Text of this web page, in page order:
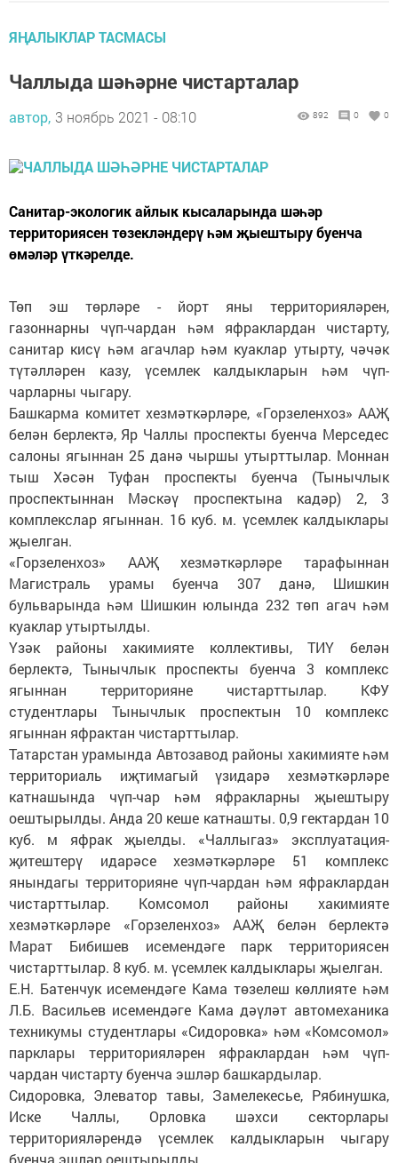
ЯҢАЛЫКЛАР ТАСМАСЫ
Чаллыда шәһәрне чистарталар
автор, 3 ноябрь 2021 - 08:10 892 0 0
Санитар-экологик айлык кысаларында шәһәр
территориясен төзекләндерү һәм җыештыру буенча
өмәләр үткәрелде.
Төп эш төрләре - йорт яны территорияләрен,
газоннарны чүп-чардан һәм яфраклардан чистарту,
санитар кисү һәм агачлар һәм куаклар утырту, чәчәк
түтәлләрен казу, үсемлек калдыкларын һәм чүп-
чарларны чыгару.
Башкарма комитет хезмәткәрләре, «Горзеленхоз» ААҖ
белән берлектә, Яр Чаллы проспекты буенча Мерседес
салоны ягыннан 25 данә чыршы утырттылар. Моннан
тыш Хәсән Туфан проспекты буенча (Тынычлык
проспектыннан Мәскәү проспектына кадәр) 2, 3
комплекслар ягыннан. 16 куб. м. үсемлек калдыклары
җыелган.
«Горзеленхоз» ААҖ хезмәткәрләре тарафыннан
Магистраль урамы буенча 307 данә, Шишкин
бульварында һәм Шишкин юлында 232 төп агач һәм
куаклар утыртылды.
Үзәк районы хакимияте коллективы, ТИҮ белән
берлектә, Тынычлык проспекты буенча 3 комплекс
ягыннан территорияне чистарттылар. КФУ
студентлары Тынычлык проспектын 10 комплекс
ягыннан яфрактан чистарттылар.
Татарстан урамында Автозавод районы хакимияте һәм
территориаль иҗтимагый үзидарә хезмәткәрләре
катнашында чүп-чар һәм яфракларны җыештыру
оештырылды. Анда 20 кеше катнашты. 0,9 гектардан 10
куб. м яфрак җыелды. «Чаллыгаз» эксплуатация-
җитештерү идарәсе хезмәткәрләре 51 комплекс
янындагы территорияне чүп-чардан һәм яфраклардан
чистарттылар. Комсомол районы хакимияте
хезмәткәрләре «Горзеленхоз» ААҖ белән берлектә
Марат Бибишев исемендәге парк территориясен
чистарттылар. 8 куб. м. үсемлек калдыклары җыелган.
Е.Н. Батенчук исемендәге Кама төзелеш көллияте һәм
Л.Б. Васильев исемендәге Кама дәүләт автомеханика
техникумы студентлары «Сидоровка» һәм «Комсомол»
парклары территорияләрен яфраклардан һәм чүп-
чардан чистарту буенча эшләр башкардылар.
Сидоровка, Элеватор тавы, Замелекесье, Рябинушка,
Иске Чаллы, Орловка шәхси секторлары
территорияләрендә үсемлек калдыкларын чыгару
буенча эшләр оештырылды.